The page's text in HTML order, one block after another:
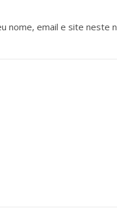
nome, email e site neste